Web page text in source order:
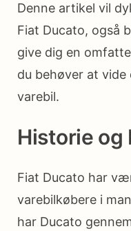
Denne artikel vil
Fiat Ducato, også
give dig en
du behøver at
varebil.
Historie og
Fiat Ducato har
varebilkøbere i
har Ducato